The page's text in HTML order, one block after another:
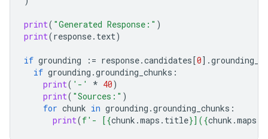
print( "Generated Response:" )
print(response. text)
if grounding := response.candidates[0] .
if grounding .grounding_chunks :
print( '-' * 40)
print( "Sources:" )
for chunk in grounding .grounding_chunks :
print(f'- [{chunk .maps . title}]({chunk .maps